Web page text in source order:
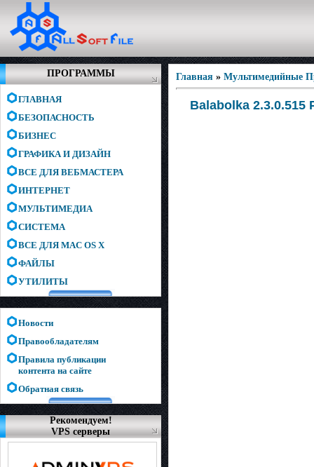
ПРОГРАММЫ
ГЛАВНАЯ
БЕЗОПАСНОСТЬ
БИЗНЕС
ГРАФИКА И ДИЗАЙН
ВСЕ ДЛЯ ВЕБМАСТЕРА
ИНТЕРНЕТ
МУЛЬТИМЕДИА
СИСТЕМА
ВСЕ ДЛЯ MAC OS X
ФАЙЛЫ
УТИЛИТЫ
Новости
Правообладателям
Правила публикации
контента на сайте
Обратная связь
Рекомендуем!
VPS серверы
Главная » Мультимедийные
Balabolka